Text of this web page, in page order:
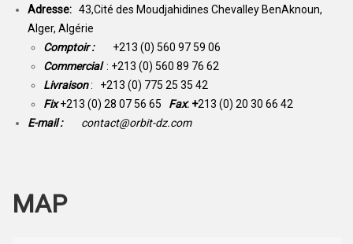
Adresse: 43,Cité des Moudjahidines Chevalley BenAknoun,
Alger, Algérie
Comptoir : +213 (0) 560 97 59 06
Commercial : +213 (0) 560 89 76 62
Livraison: +213 (0) 775 25 35 42
Fix +213 (0) 28 07 56 65 Fax: +213 (0) 20 30 66 42
E-mail :
contact@orbit-dz.com
MAP